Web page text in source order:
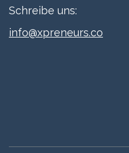
Schreibe uns:
info@xpreneurs.co